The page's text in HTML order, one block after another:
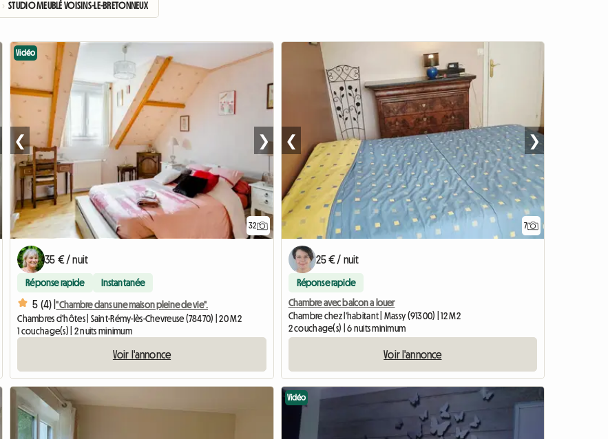
› STUDIO MEUBLÉ VOISINS-LE-BRETONNEUX
32
Vidéo
❮ ❯
35 € / nuit
Réponse rapide Instantanée
5 (4) |"Chambre dans une maison pleine de vie".
Chambres d'hôtes | Saint-Rémy-lès-Chevreuse (78470) | 20 M2
1 couchage(s) | 2 nuits minimum
Voir l'annonce
7
❮ ❯
25 € / nuit
Réponse rapide
Chambre avec balcon a louer
Chambre chez l'habitant | Massy (91300) | 12 M2
2 couchage(s) | 6 nuits minimum
Voir l'annonce
Vidéo